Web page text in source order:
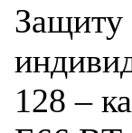
Защиту
128 –